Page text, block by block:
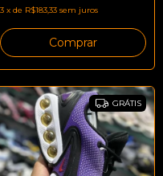
3 x de R$183,33 sem juros
Comprar
GRÁTIS